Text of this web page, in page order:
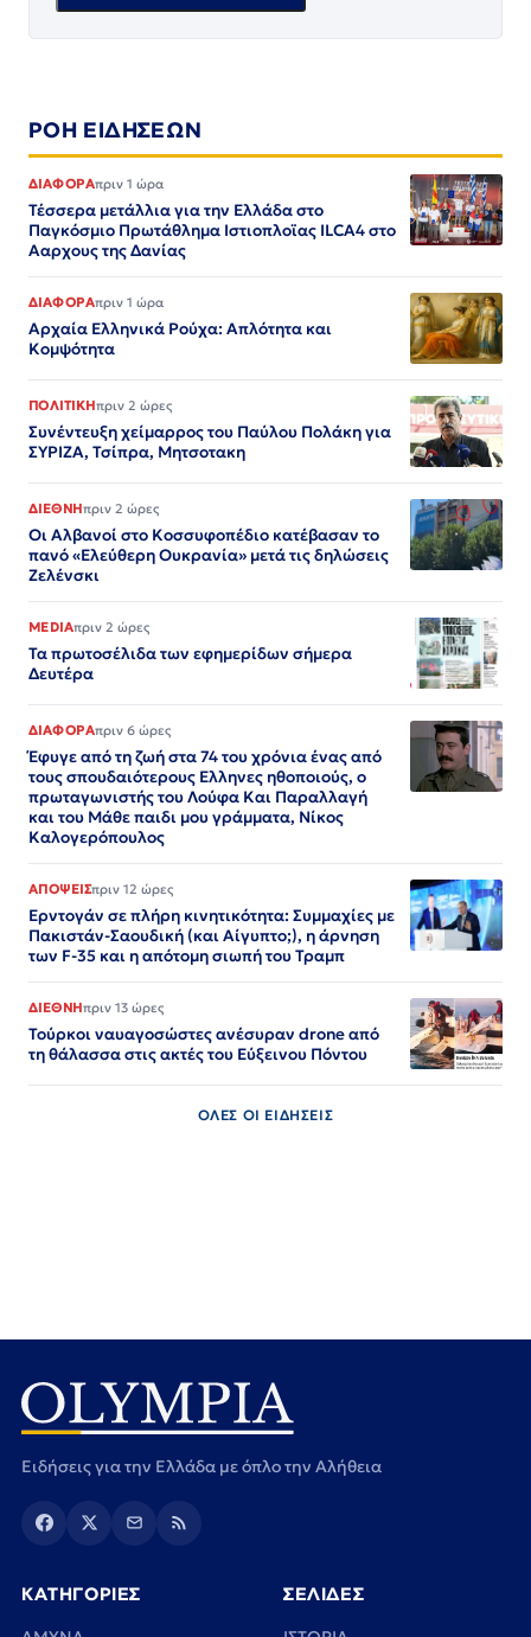
ΡΟΗ ΕΙΔΗΣΕΩΝ
ΔΙΑΦΟΡΑπριν 1 ώρα
Τέσσερα μετάλλια για την Ελλάδα στο
Παγκόσμιο Πρωτάθλημα Ιστιοπλοϊας ILCA4 στο
Ααρχους της Δανίας
ΔΙΑΦΟΡΑπριν 1 ώρα
Αρχαία Ελληνικά Ρούχα: Απλότητα και
Κομψότητα
ΠΟΛΙΤΙΚΗπριν 2 ώρες
Συνέντευξη χείμαρρος του Παύλου Πολάκη για
ΣΥΡΙΖΑ, Τσίπρα, Μητσοτακη
ΔΙΕΘΝΗπριν 2 ώρες
Οι Αλβανοί στο Κοσσυφοπέδιο κατέβασαν το
πανό «Ελεύθερη Ουκρανία» μετά τις δηλώσεις
Ζελένσκι
MEDIAπριν 2 ώρες
Τα πρωτοσέλιδα των εφημερίδων σήμερα
Δευτέρα
ΔΙΑΦΟΡΑπριν 6 ώρες
Έφυγε από τη ζωή στα 74 του χρόνια ένας από
τους σπουδαιότερους Ελληνες ηθοποιούς, ο
πρωταγωνιστής του Λούφα Και Παραλλαγή
και του Μάθε παιδι μου γράμματα, Νίκος
Καλογερόπουλος
ΑΠΟΨΕΙΣπριν 12 ώρες
Ερντογάν σε πλήρη κινητικότητα: Συμμαχίες με
Πακιστάν-Σαουδική (και Αίγυπτο;), η άρνηση
των F-35 και η απότομη σιωπή του Τραμπ
ΔΙΕΘΝΗπριν 13 ώρες
Τούρκοι ναυαγοσώστες ανέσυραν drone από
τη θάλασσα στις ακτές του Εύξεινου Πόντου
ΟΛΕΣ ΟΙ ΕΙΔΗΣΕΙΣ
Ειδήσεις για την Ελλάδα με όπλο την Αλήθεια
ΚΑΤΗΓΟΡΙΕΣ ΣΕΛΙΔΕΣ